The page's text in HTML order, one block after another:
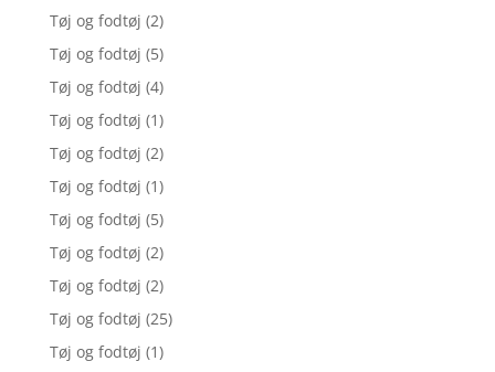
Tøj og fodtøj (2)
Tøj og fodtøj (5)
Tøj og fodtøj (4)
Tøj og fodtøj (1)
Tøj og fodtøj (2)
Tøj og fodtøj (1)
Tøj og fodtøj (5)
Tøj og fodtøj (2)
Tøj og fodtøj (2)
Tøj og fodtøj (25)
Tøj og fodtøj (1)